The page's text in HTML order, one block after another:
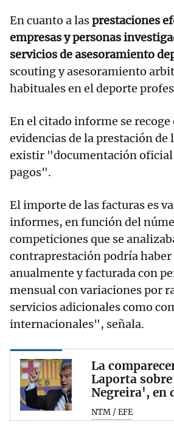
En cuanto a lasprestaciones
empresas y personas
servicios de asesoramiento
scouting y asesoramiento
habituales en el deporte
En el citado informe se recoge
evidencias de la prestación de
existir "documentación oficial
pagos".
El importe de las facturas es
informes, en función del
competiciones que se
contraprestación podría haber
anualmente y facturada con
mensual con variaciones por
servicios adicionales como
internacionales", señala.
La
Laporta
Negreira', en
NTM / EFE